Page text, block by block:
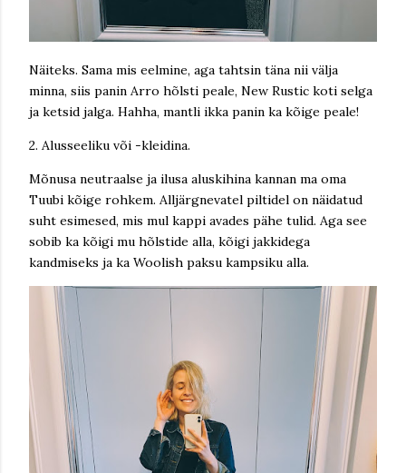
Näiteks. Sama mis eelmine, aga tahtsin täna nii välja
minna, siis panin Arro hõlsti peale, New Rustic koti selga
ja ketsid jalga. Hahha, mantli ikka panin ka kõige peale!
2. Alusseeliku või -kleidina.
Mõnusa neutraalse ja ilusa aluskihina kannan ma oma
Tuubi kõige rohkem. Alljärgnevatel piltidel on näidatud
suht esimesed, mis mul kappi avades pähe tulid. Aga see
sobib ka kõigi mu hõlstide alla, kõigi jakkidega
kandmiseks ja ka Woolish paksu kampsiku alla.